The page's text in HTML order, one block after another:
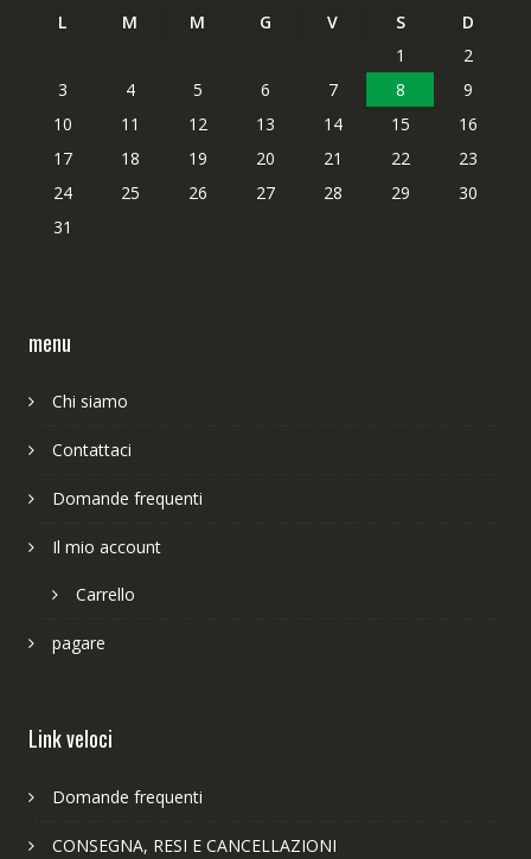
L M M G V S
D
1
2
3
4 5 6 7 8
9
10
11 12 13 14 15
16
17
18 19 20 21 22
23
24
25 26 27 28 29
30
31
menu
Chi siamo
Contattaci
Domande frequenti
Il mio account
Carrello
pagare
Link veloci
Domande frequenti
CONSEGNA, RESI E CANCELLAZIONI